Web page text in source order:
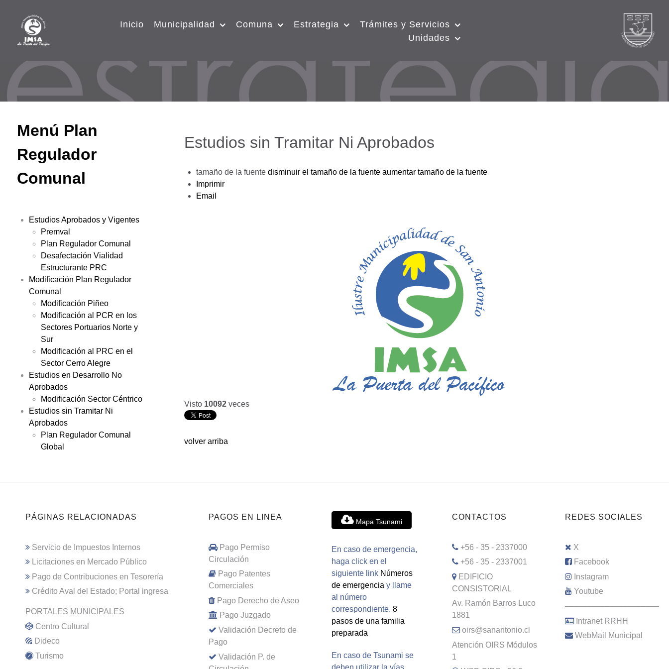
Inicio Municipalidad Comuna Estrategia
Trámites y Servicios
Unidades
Menú Plan
Regulador
Comunal
Estudios Aprobados y Vigentes
Premval
Plan Regulador Comunal
Desafectación Vialidad
Estructurante PRC
Modificación Plan Regulador
Comunal
Modificación Piñeo
Modificación al PCR en los
Sectores Portuarios Norte y
Sur
Modificación al PRC en el
Sector Cerro Alegre
Estudios en Desarrollo No
Aprobados
Modificación Sector Céntrico
Estudios sin Tramitar Ni
Aprobados
Plan Regulador Comunal
Global
Estudios sin Tramitar Ni Aprobados
tamaño de la fuente disminuir el tamaño de la fuente aumentar tamaño de la fuente
Imprimir
Email
Visto 10092 veces
volver arriba
PÁGINAS RELACIONADAS
Servicio de Impuestos Internos
Licitaciones en Mercado Público
Pago de Contribuciones en Tesorería
Crédito Aval del Estado; Portal ingresa
PORTALES MUNICIPALES
Centro Cultural
Dideco
Turismo
PAGOS EN LINEA
Pago Permiso
Circulación
Pago Patentes
Comerciales
Pago Derecho de Aseo
Pago Juzgado
Validación Decreto de
Pago
Validación P. de
Mapa Tsunami
En caso de emergencia,
haga click en el
siguiente link Números
de emergencia y llame
al número
correspondiente. 8
pasos de una familia
preparada
En caso de Tsunami se
deben utilizar la vías
CONTACTOS
+56 - 35 - 2337000
+56 - 35 - 2337001
EDIFICIO
CONSISTORIAL
Av. Ramón Barros Luco
1881
oirs@sanantonio.cl
Atención OIRS Módulos
1
REDES SOCIALES
X
Facebook
Instagram
Youtube
–––––––––––––––––––––
Intranet RRHH
WebMail Municipal